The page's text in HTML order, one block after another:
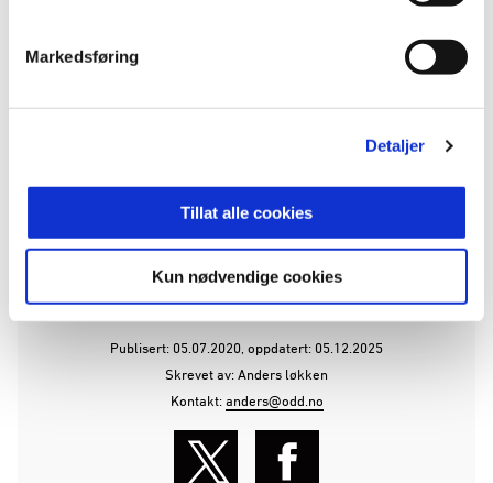
Markedsføring
Detaljer
Tillat alle cookies
Kun nødvendige cookies
ANNONSE FRA OBOS-LIGAEN:
Publisert: 05.07.2020 , oppdatert: 05.12.2025
Skrevet av: Anders løkken
Kontakt:anders@odd.no